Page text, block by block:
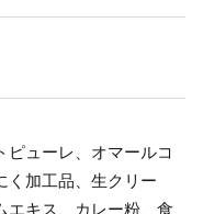
ピューレ、オマールコ
く加工品、生クリー
エキス、カレー粉、食